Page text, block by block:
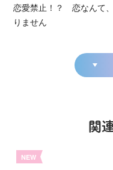
恋愛禁止！？ 恋なんて
りません
関
NEW